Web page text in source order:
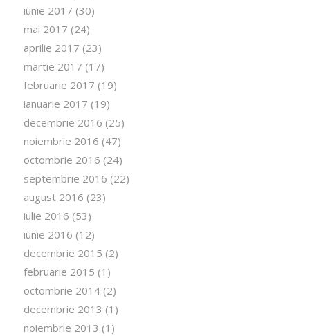
iunie 2017 (30)
mai 2017 (24)
aprilie 2017 (23)
martie 2017 (17)
februarie 2017 (19)
ianuarie 2017 (19)
decembrie 2016 (25)
noiembrie 2016 (47)
octombrie 2016 (24)
septembrie 2016 (22)
august 2016 (23)
iulie 2016 (53)
iunie 2016 (12)
decembrie 2015 (2)
februarie 2015 (1)
octombrie 2014(2)
decembrie 2013 (1)
noiembrie 2013 (1)